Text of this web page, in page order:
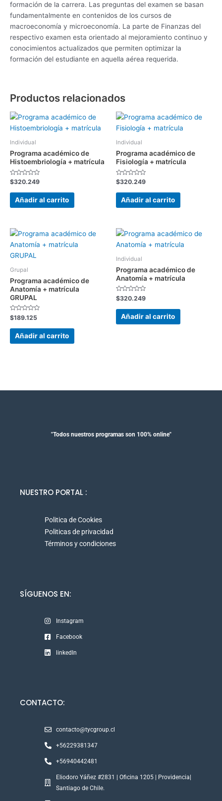
formación de la carrera. Las preguntas del examen se basan
fundamentalmente en contenidos de los cursos de
macroeconomía y microeconomía. La parte de Finanzas del
respectivo examen esta orientado al mejoramiento continuo y
conocimientos actualizados que permiten optimizar la
formación del estudiante en aquella aérea requerida.
Productos relacionados
Individual
Programa académico de
Histoembriología + matrícula
Valorado
con
0
$320.249
Añadir al carrito
Individual
Programa académico de
Fisiología + matrícula
Valorado
con
0
$320.249
Añadir al carrito
Grupal
Programa académico de
Anatomía + matrícula
GRUPAL
Valorado
con
0
$189.125
Añadir al carrito
Individual
Programa académico de
Anatomía + matrícula
Valorado
con
0
$320.249
Añadir al carrito
"Todos nuestros programas son 100% online"
NUESTRO PORTAL :
Politica de Cookies
Politicas de privacidad
Términos y condiciones
SÍGUENOS EN:
Instagram
Facebook
linkedIn
CONTACTO:
contacto@tycgroup.cl
+56229381347
+56940442481
Eliodoro Yáñez #2831 | Oficina 1205 | Providencia|
Santiago de Chile.